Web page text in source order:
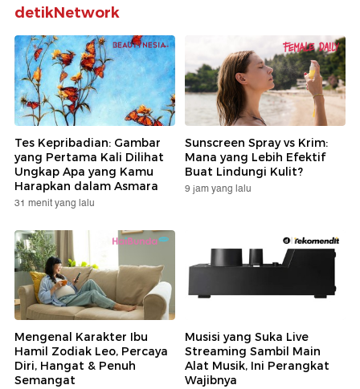
detikNetwork
Tes Kepribadian: Gambar
yang Pertama Kali Dilihat
Ungkap Apa yang Kamu
Harapkan dalam Asmara
31 menit yang lalu
Sunscreen Spray vs Krim:
Mana yang Lebih Efektif
Buat Lindungi Kulit?
9 jam yang lalu
Mengenal Karakter Ibu
Hamil Zodiak Leo, Percaya
Diri, Hangat & Penuh
Semangat
Musisi yang Suka Live
Streaming Sambil Main
Alat Musik, Ini Perangkat
Wajibnya